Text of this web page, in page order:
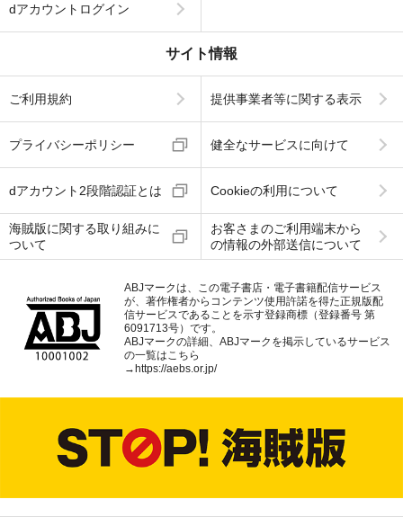
dアカウントログイン
サイト情報
ご利用規約 提供事業者等に関する表示
プライバシーポリシー 健全なサービスに向けて
dアカウント2段階認証とは Cookieの利用について
海賊版に関する取り組みに
ついて
お客さまのご利用端末から
の情報の外部送信について
ABJマークは、この電子書店・電子書籍配信サービス
が、著作権者からコンテンツ使用許諾を得た正規版配
信サービスであることを示す登録商標（登録番号 第
6091713号）です。
ABJマークの詳細、ABJマークを掲示しているサービス
の一覧はこちら
→https://aebs.or.jp/